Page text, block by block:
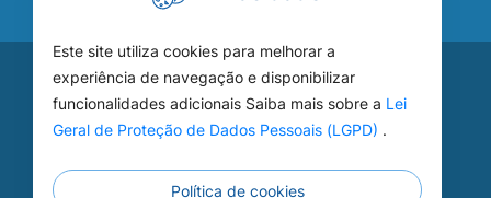
Acesse seu
WEBMAIL
Este site utiliza cookies para melhorar a
experiência de navegação e disponibilizar
funcionalidades adicionais Saiba mais sobre a Lei
Geral de Proteção de Dados Pessoais (LGPD) .
Política de cookies